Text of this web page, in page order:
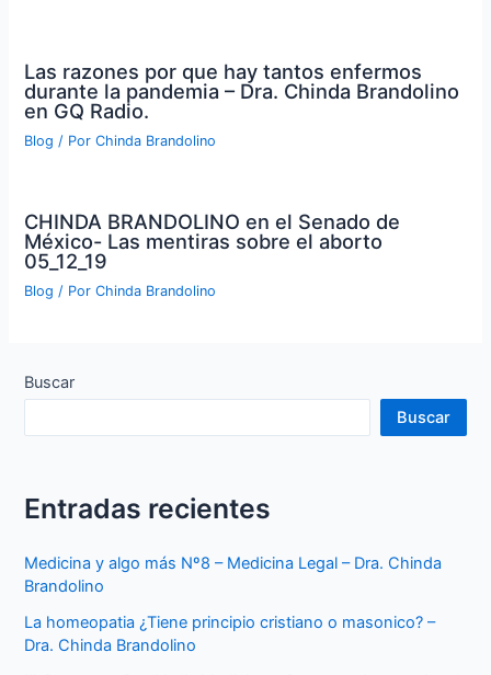
Las razones por que hay tantos enfermos
durante la pandemia – Dra. Chinda Brandolino
en GQ Radio.
Blog / PorChinda Brandolino
CHINDA BRANDOLINO en el Senado de
México- Las mentiras sobre el aborto
05_12_19
Blog / PorChinda Brandolino
Buscar
Buscar
Entradas recientes
Medicina y algo más Nº8 – Medicina Legal – Dra. Chinda
Brandolino
La homeopatia ¿Tiene principio cristiano o masonico? –
Dra. Chinda Brandolino